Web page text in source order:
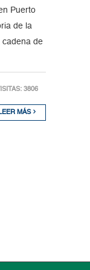
Puerto
de la
cadena de
3806
LEER MÁS